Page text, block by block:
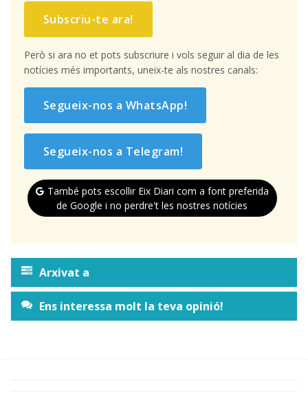
Subscriu-te ara!
Però si ara no et pots subscriure i vols seguir al dia de les
notícies més importants, uneix-te als nostres canals:
Segueix-nos a WhatsApp!
Segueix-nos a Telegram!
També pots escollir Eix Diari com a font preferida
de Google i no perdre't les nostres notícies
Arxivat a
Ens interessa molt la teva opinió!